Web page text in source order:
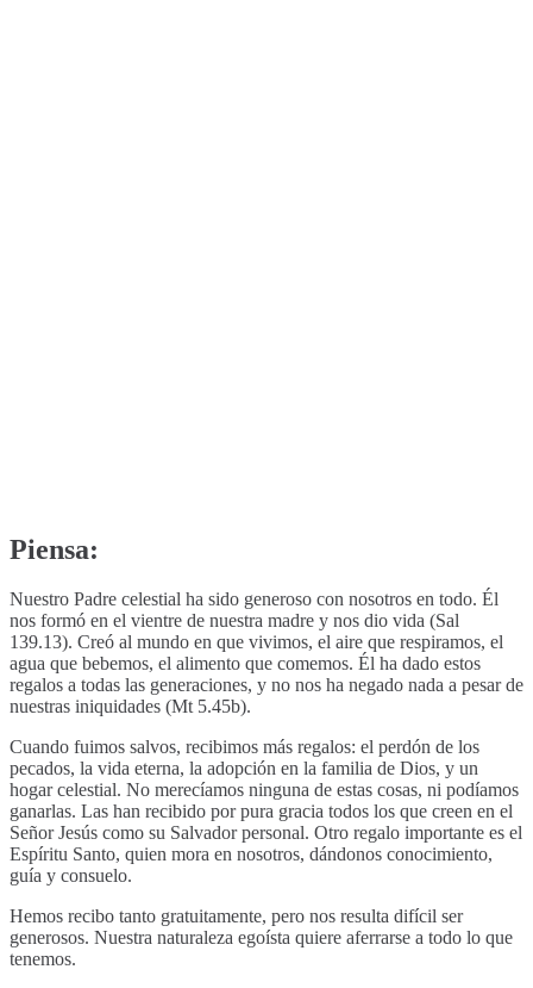
Piensa:
Nuestro Padre celestial ha sido generoso con nosotros en todo. Él
nos formó en el vientre de nuestra madre y nos dio vida (Sal
139.13). Creó al mundo en que vivimos, el aire que respiramos, el
agua que bebemos, el alimento que comemos. Él ha dado estos
regalos a todas las generaciones, y no nos ha negado nada a pesar de
nuestras iniquidades (Mt 5.45b).
Cuando fuimos salvos, recibimos más regalos: el perdón de los
pecados, la vida eterna, la adopción en la familia de Dios, y un
hogar celestial. No merecíamos ninguna de estas cosas, ni podíamos
ganarlas. Las han recibido por pura gracia todos los que creen en el
Señor Jesús como su Salvador personal. Otro regalo importante es el
Espíritu Santo, quien mora en nosotros, dándonos conocimiento,
guía y consuelo.
Hemos recibo tanto gratuitamente, pero nos resulta difícil ser
generosos. Nuestra naturaleza egoísta quiere aferrarse a todo lo que
tenemos.